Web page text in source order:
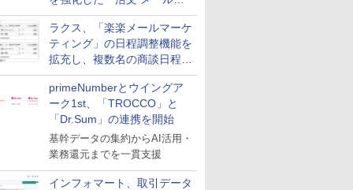
送信防止アドインサービス」
を提供
ラクス、「楽楽メールマーケ
ティング」の日程調整機能を
拡充し、複数名の商談日程調
整を効率化
primeNumberとウイングア
ーク1st、「TROCCO」と
「Dr.Sum」の連携を開始
基幹データの集約からAI活用・
業務還元までを一貫支援
インフォマート、取引データ